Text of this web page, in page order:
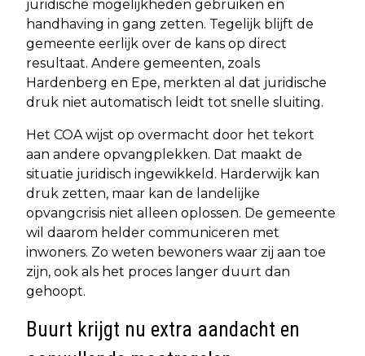
juridische mogelijkheden gebruiken en
handhaving in gang zetten. Tegelijk blijft de
gemeente eerlijk over de kans op direct
resultaat. Andere gemeenten, zoals
Hardenberg en Epe, merkten al dat juridische
druk niet automatisch leidt tot snelle sluiting.
Het COA wijst op overmacht door het tekort
aan andere opvangplekken. Dat maakt de
situatie juridisch ingewikkeld. Harderwijk kan
druk zetten, maar kan de landelijke
opvangcrisis niet alleen oplossen. De gemeente
wil daarom helder communiceren met
inwoners. Zo weten bewoners waar zij aan toe
zijn, ook als het proces langer duurt dan
gehoopt.
Buurt krijgt nu extra aandacht en